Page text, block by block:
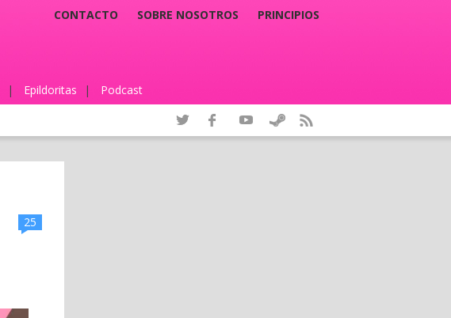
CONTACTO SOBRE NOSOTROS PRINCIPIOS
| Epildoritas | Podcast
25